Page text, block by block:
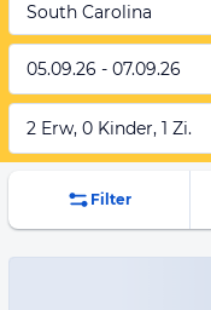
South Carolina
05.09.26 - 07.09.26
2 Erw, 0 Kinder, 1 Zi.
Filter